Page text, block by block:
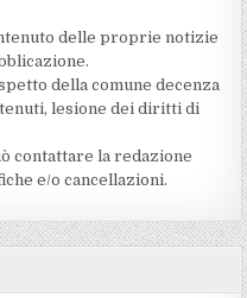
delle proprie notizie
della comune decenza
lesione dei diritti di
contattare la redazione
e/o cancellazioni.